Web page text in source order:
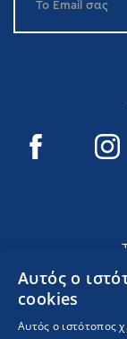
Αυτός ο
cookies
Αυτός ο ιστότοπος